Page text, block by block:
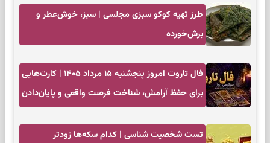
طرز تهیه کوکو سبزی مجلسی | سبز، خوش‌عطر و
برش‌خورده
فال تاروت امروز پنجشنبه ۱۵ مرداد ۱۴۰۵ | کارت‌هایی
برای حفظ آرامش، شناخت فرصت واقعی و پایان‌دادن
تست شخصیت شناسی | کدام سکه‌ها زودتر